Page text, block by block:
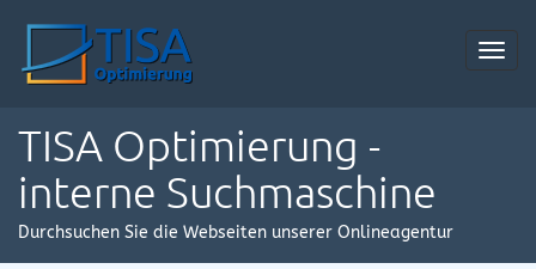
TISA Optimierung -
interne Suchmaschine
Durchsuchen Sie die Webseiten unserer Onlineagentur